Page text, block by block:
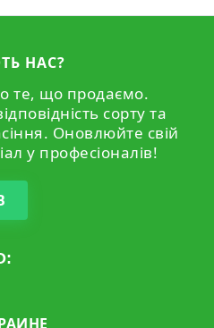
НАС?
те, що продаємо.
сорту та
Оновлюйте свій
у професіоналів!